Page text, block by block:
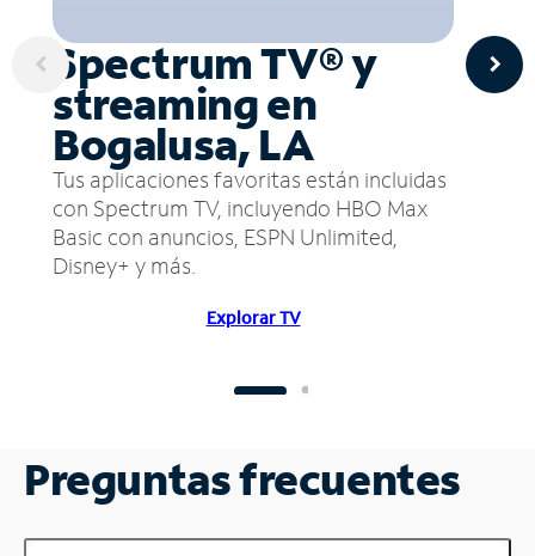
Spectrum TV® y
streaming en
Bogalusa, LA
Tus aplicaciones favoritas están incluidas
con Spectrum TV, incluyendo HBO Max
Basic con anuncios, ESPN Unlimited,
Disney+ y más.
Explorar TV
Preguntas frecuentes